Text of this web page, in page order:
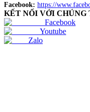
Facebook: https://
KẾT NỐI VỚI CHÚNG
Facebook
Youtube
Zalo